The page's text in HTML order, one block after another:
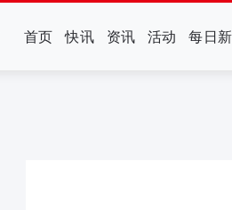
首页 快讯 资讯 活动 每日